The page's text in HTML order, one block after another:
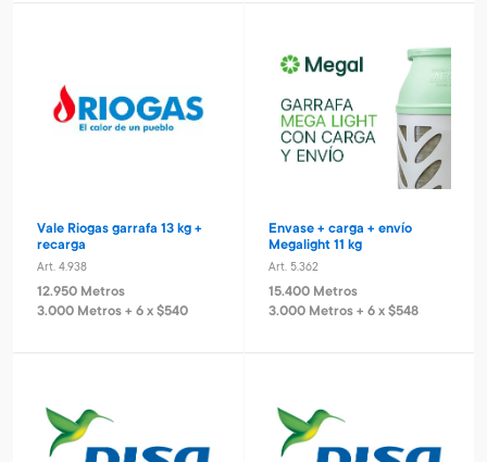
Vale Riogas garrafa 13 kg +
recarga
Art. 4.938
12.950 Metros
3.000 Metros + 6 x $540
Envase + carga + envío
Megalight 11 kg
Art. 5.362
15.400 Metros
3.000 Metros + 6 x $548